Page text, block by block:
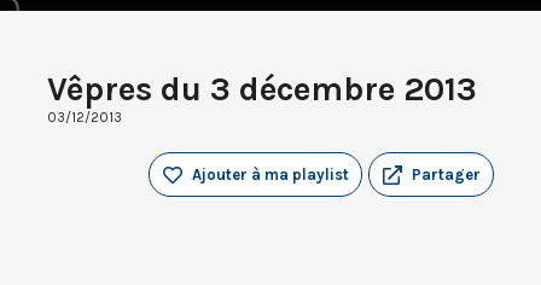
Vêpres du 3 décembre 2013
03/12/2013
Partager
Ajouter à ma playlist